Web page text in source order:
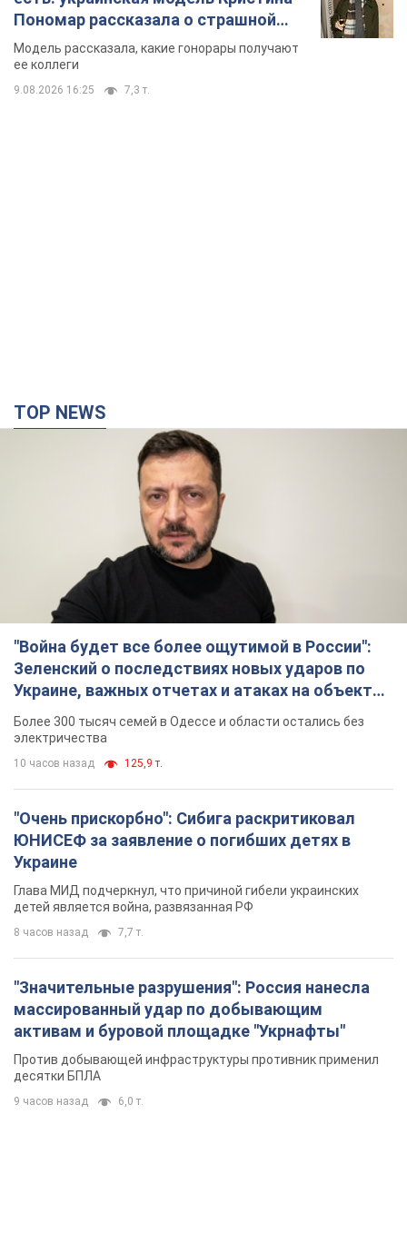
Пономар рассказала о страшной
стороне модельной карьеры
Модель рассказала, какие гонорары получают
ее коллеги
9.08.2026 16:25 7,3 т.
TOP NEWS
"Война будет все более ощутимой в России":
Зеленский о последствиях новых ударов по
Украине, важных отчетах и атаках на объекты
противника. Видео
Более 300 тысяч семей в Одессе и области остались без
электричества
10 часов назад 125,9 т.
"Очень прискорбно": Сибига раскритиковал
ЮНИСЕФ за заявление о погибших детях в
Украине
Глава МИД подчеркнул, что причиной гибели украинских
детей является война, развязанная РФ
8 часов назад 7,7 т.
"Значительные разрушения": Россия нанесла
массированный удар по добывающим
активам и буровой площадке "Укрнафты"
Против добывающей инфраструктуры противник применил
десятки БПЛА
9 часов назад 6,0 т.